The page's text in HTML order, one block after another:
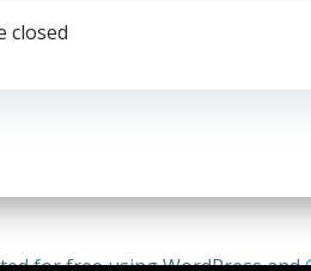
closed